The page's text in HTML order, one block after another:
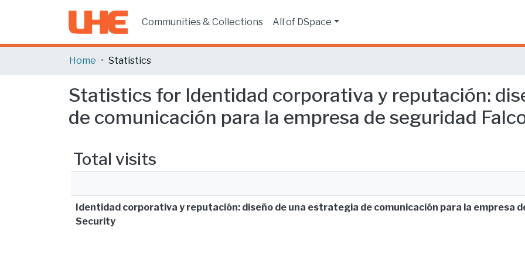
Communities & Collections All of DSpace
Home Statistics
Statistics for Identidad corporativa y reputación:
de comunicación para la empresa de seguridad
Total visits
Identidad corporativa y reputación: diseño de una estrategia de comunicación para la empresa
Security